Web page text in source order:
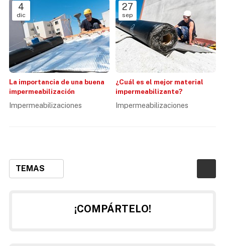
TEMAS
4
dic
La importancia de una buena
impermeabilización
Impermeabilizaciones
27
sep
¿Cuál es el mejor material
impermeabilizante?
Impermeabilizaciones
¡COMPÁRTELO!